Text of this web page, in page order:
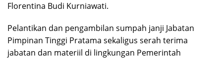
Florentina Budi Kurniawati.
Pelantikan dan pengambilan sumpah janji Jabatan
Pimpinan Tinggi Pratama sekaligus serah terima
jabatan dan materiil di lingkungan Pemerintah